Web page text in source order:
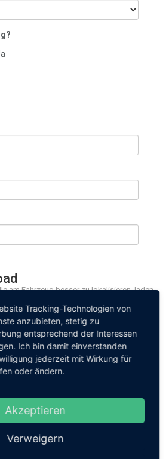
am Fahrzeug besser zu lokalisieren, laden
und 1x Aufnahme mit Peripherie
bitte 1x auch komplettes Rad.
Tracking-Technologien von
anzubieten, stetig zu
entsprechend der Interessen
Ich bin damit einverstanden
jederzeit mit Wirkung für
oder ändern.
Akzeptieren
Verweigern